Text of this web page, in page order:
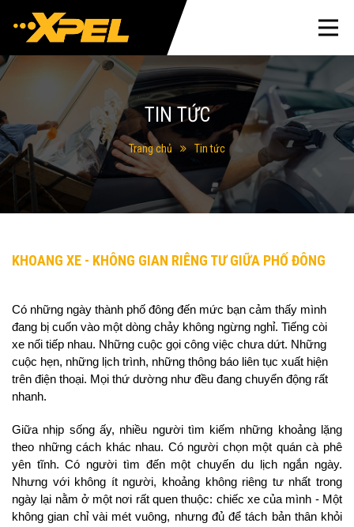
TIN TỨC
Trang chủ Tin tức
KHOANG XE - KHÔNG GIAN RIÊNG TƯ GIỮA PHỐ ĐÔNG
Có những ngày thành phố đông đến mức bạn cảm thấy mình
đang bị cuốn vào một dòng chảy không ngừng nghỉ. Tiếng còi
xe nối tiếp nhau. Những cuộc gọi công việc chưa dứt. Những
cuộc hẹn, những lịch trình, những thông báo liên tục xuất hiện
trên điện thoại. Mọi thứ dường như đều đang chuyển động rất
nhanh.
Giữa nhịp sống ấy, nhiều người tìm kiếm những khoảng lặng
theo những cách khác nhau. Có người chọn một quán cà phê
yên tĩnh. Có người tìm đến một chuyến du lịch ngắn ngày.
Nhưng với không ít người, khoảng không riêng tư nhất trong
ngày lại nằm ở một nơi rất quen thuộc: chiếc xe của mình - Một
không gian chỉ vài mét vuông, nhưng đủ để tách bản thân khỏi